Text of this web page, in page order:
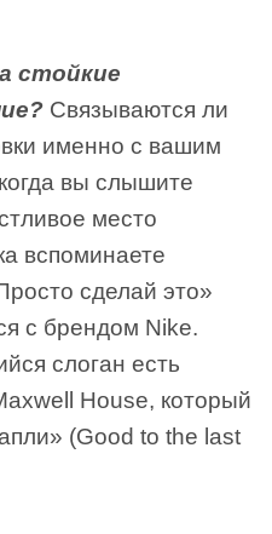
стойкие
Связываются ли
именно с вашим
вы слышите
место
вспоминаете
сделай это»
с брендом Nike.
слоган есть
House, который
(Good to the last